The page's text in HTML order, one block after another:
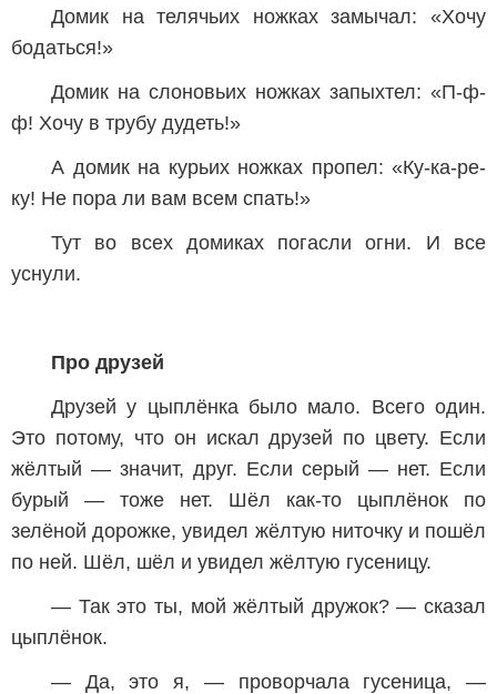
Домик на телячьих ножках замычал: «Хочу
бодаться!»
Домик на слоновьих ножках запыхтел: «П-ф-
ф! Хочу в трубу дудеть!»
А домик на курьих ножках пропел: «Ку-ка-ре-
ку! Не пора ли вам всем спать!»
Тут во всех домиках погасли огни. И все
уснули.
Про друзей
Друзей у цыплёнка было мало. Всего один.
Это потому, что он искал друзей по цвету. Если
жёлтый — значит, друг. Если серый — нет. Если
бурый — тоже нет. Шёл как-то цыплёнок по
зелёной дорожке, увидел жёлтую ниточку и пошёл
по ней. Шёл, шёл и увидел жёлтую гусеницу.
— Так это ты, мой жёлтый дружок? — сказал
цыплёнок.
— Да, это я, — проворчала гусеница, —